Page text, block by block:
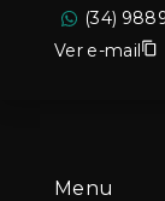
Menu
(34)
Ver e-mail